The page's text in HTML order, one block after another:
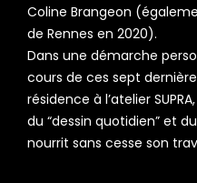
Coline Brangeon
de Rennes en 2020).
Dans une démarche
cours de ces sept
résidence à l’atelier
du “dessin quotidien” et
nourrit sans cesse son